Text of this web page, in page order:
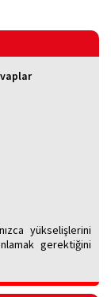
yükselişlerini
gerektiğini